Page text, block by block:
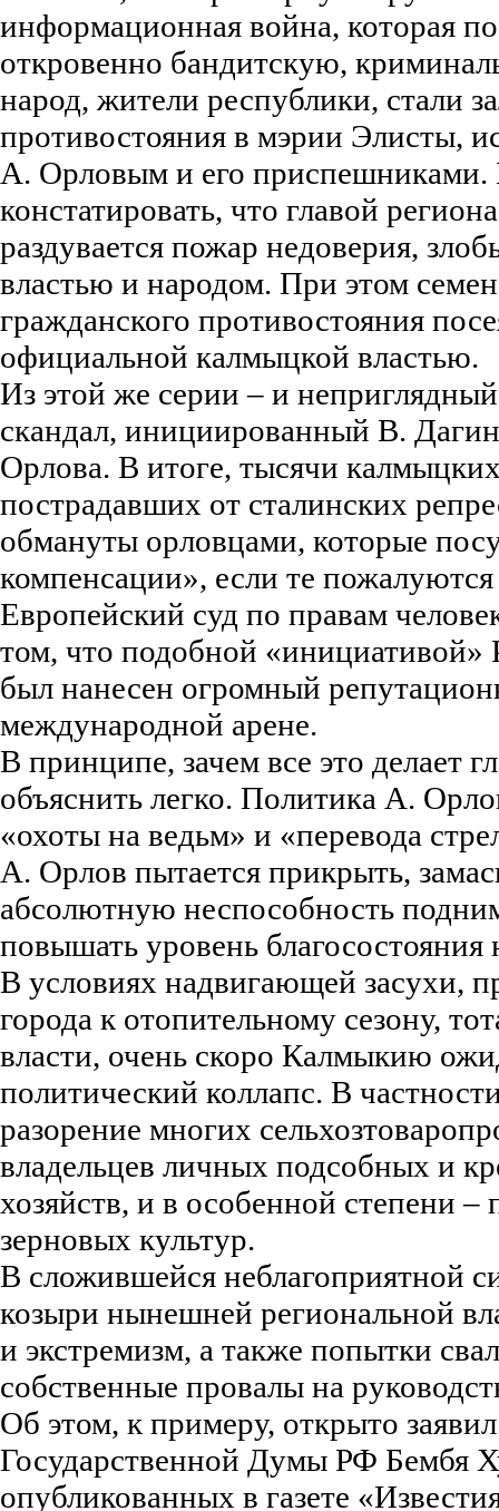
информационная война, которая
откровенно бандитскую,
народ, жители республики, стали
противостояния в мэрии Элисты,
А. Орловым и его
констатировать, что главой
раздувается пожар недоверия,
властью и народом. При этом
гражданского противостояния
официальной калмыцкой властью.
Из этой же серии – и
скандал, инициированный В.
Орлова. В итоге, тысячи
пострадавших от сталинских
обмануты орловцами, которые
компенсации», если те
Европейский суд по правам
том, что подобной «инициативой»
был нанесен огромный
международной арене.
В принципе, зачем все это делает
объяснить легко. Политика А.
«охоты на ведьм» и «перевода
А. Орлов пытается прикрыть,
абсолютную неспособность
повышать уровень благосостояния
В условиях надвигающей засухи,
города к отопительному сезону,
власти, очень скоро Калмыкию
политический коллапс. В
разорение многих
владельцев личных подсобных и
хозяйств, и в особенной степени –
зерновых культур.
В сложившейся неблагоприятной
козыри нынешней региональной
и экстремизм, а также попытки
собственные провалы на
Об этом, к примеру, открыто
Государственной Думы РФ Бембя
опубликованных в газете